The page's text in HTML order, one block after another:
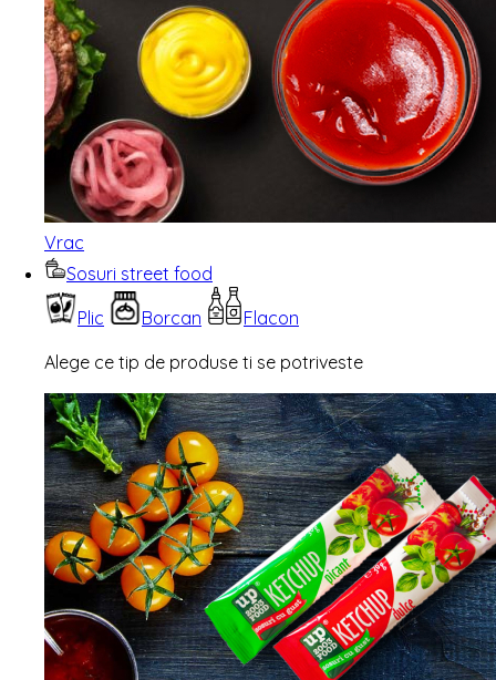
Vrac
Sosuri street food
Plic
Borcan
Flacon
Alege ce tip de produse ti se potriveste